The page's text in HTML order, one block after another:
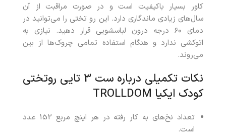
کاور بسیار باکیفیت است و در صورت مراقبت از آن
سال‌های زیادی ماندگاری دارد. این رو تختی را می‌توانید در
دمای ۶۰ درجه درون لباسشویی قرار دهید. نیازی به
اتوکشی ندارد و هنگام استفاده تمامی چروک‌ها از بین
می‌روند.
نکات تکمیلی درباره ست 3 تایی روتختی
کودک ایکیا TROLLDOM
تعداد نخ‌های به کار رفته در هر اینچ مربع 152 عدد
است.